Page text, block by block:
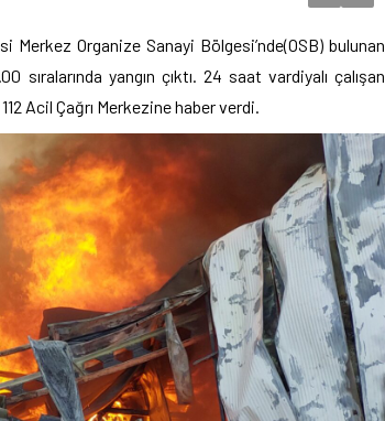
Merkez Organize Sanayi Bölgesi’nde(OSB) bulunan
yangın çıktı. 24 saat vardiyalı çalışan
Acil Çağrı Merkezine haber verdi.